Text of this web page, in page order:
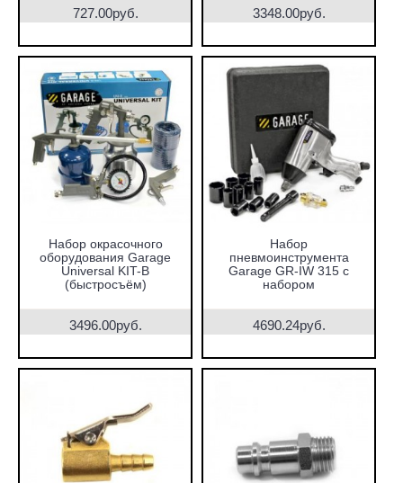
727.00руб. 3348.00руб.
Набор окрасочного
оборудования Garage
Universal KIT-B
(быстросъём)
3496.00руб.
Набор
пневмоинструмента
Garage GR-IW 315 с
набором
4690.24руб.